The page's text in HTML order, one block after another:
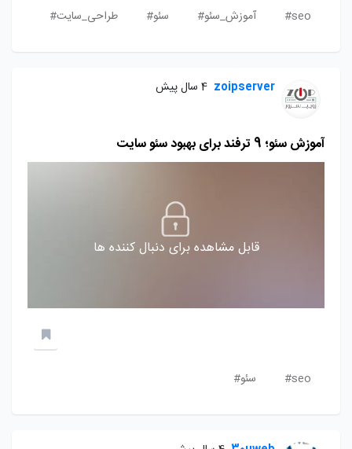
seo# آموزش_سئو# سئو# طراحی_سایت#
zoipserver 4 سال پیش
آموزش سئو؛ 9 ترفند برای بهبود سئو سایت
قابل مشاهده برای دنبال کننده ها
seo# سئو#